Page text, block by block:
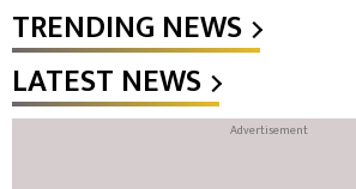
TRENDING NEWS
LATEST NEWS